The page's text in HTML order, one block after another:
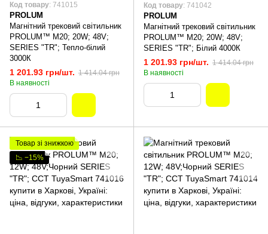
Код товару: 741015
PROLUM
Магнітний трековий світильник
PROLUM™ M20; 20W; 48V;
SERIES "TR"; Тепло-білий
3000К
1 201.93 грн/шт. 1 414.04 грн
В наявності
Код товару: 741042
PROLUM
Магнітний трековий світильник
PROLUM™ M20; 20W; 48V;
SERIES "TR"; Білий 4000К
1 201.93 грн/шт. 1 414.04 грн
В наявності
Товар зі знижкою
📉 −15%